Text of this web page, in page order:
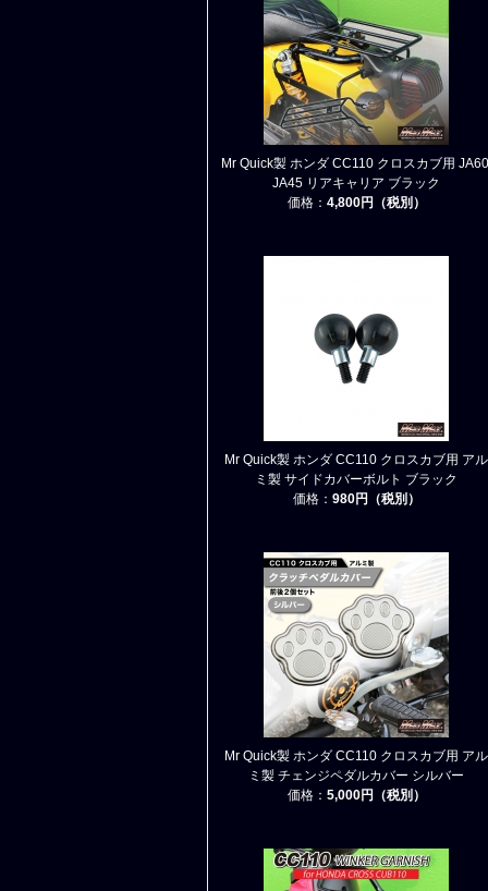
Mr Quick製 ホンダ CC110 クロスカブ用
JA45 リアキャリア ブラック
価格： 4,800円（税別）
Mr Quick製 ホンダ CC110 クロスカブ用 アル
ミ製 サイドカバーボルト ブラック
価格： 980円（税別）
Mr Quick製 ホンダ CC110 クロスカブ用 アル
ミ製 チェンジペダルカバー シルバー
価格： 5,000円（税別）